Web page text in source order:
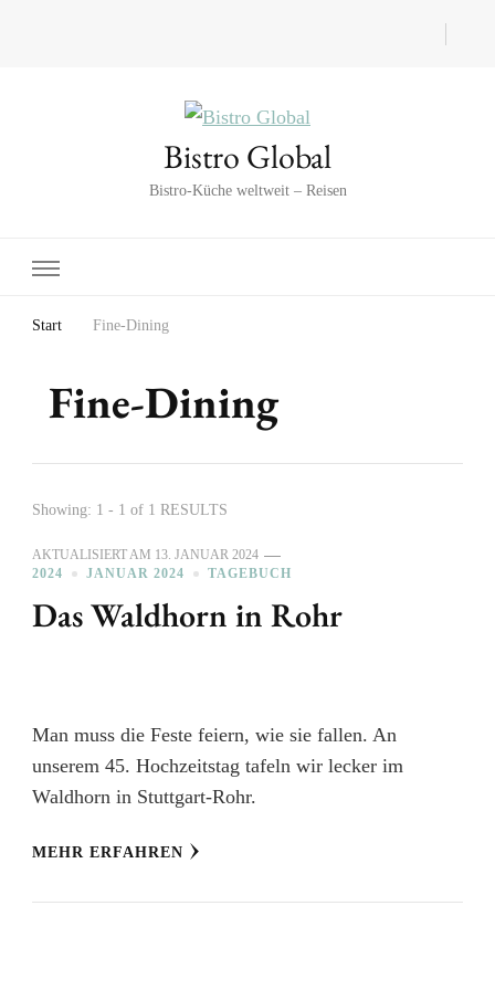
Bistro Global
Bistro-Küche weltweit – Reisen
Start Fine-Dining
Fine-Dining
Showing: 1 - 1 of 1 RESULTS
AKTUALISIERT AM 13. JANUAR 2024
2024
JANUAR 2024 TAGEBUCH
Das Waldhorn in Rohr
Man muss die Feste feiern, wie sie fallen. An
unserem 45. Hochzeitstag tafeln wir lecker im
Waldhorn in Stuttgart-Rohr.
MEHR ERFAHREN